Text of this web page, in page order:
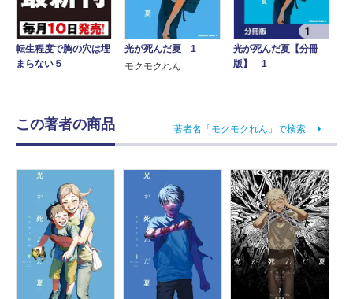
転生程度で胸の穴は埋
まらない５
光が死んだ夏 1
モクモクれん
光が死んだ夏【分冊
版】 1
この著者の商品 著者名「モクモクれん」で検索